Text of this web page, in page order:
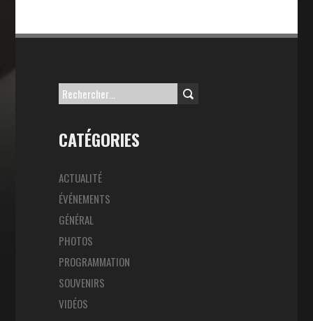
Rechercher :
CATÉGORIES
ACTUALITÉ
ÉVÉNEMENTS
GÉNÉRAL
PHOTOS
PROGRAMMATION
SOUVENIRS
VIDÉOS